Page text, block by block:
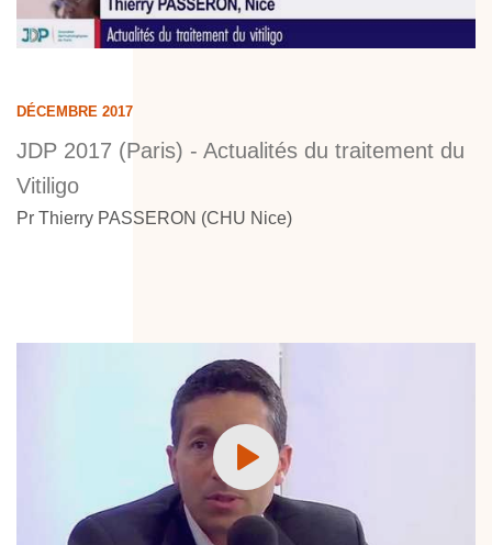
DÉCEMBRE 2017
JDP 2017 (Paris) - Actualités du traitement du
Vitiligo
Pr Thierry PASSERON (CHU Nice)